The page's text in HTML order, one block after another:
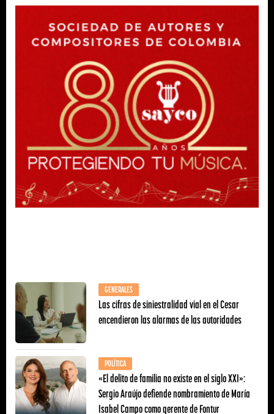
GENERALES
Las cifras de siniestralidad vial en el Cesar
encendieron las alarmas de las autoridades
POLÍTICA
«El delito de familia no existe en el siglo XXI»:
Sergio Araújo defiende nombramiento de María
Isabel Campo como gerente de Fontur